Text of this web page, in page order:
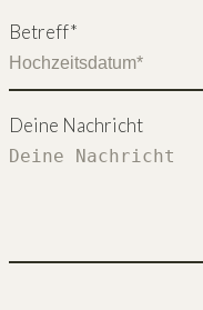
Betreff*
Deine Nachricht